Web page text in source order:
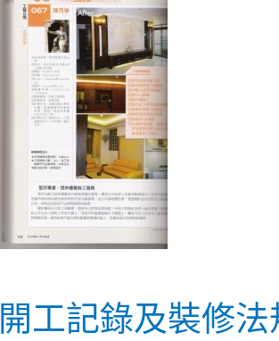
開工記錄及裝修